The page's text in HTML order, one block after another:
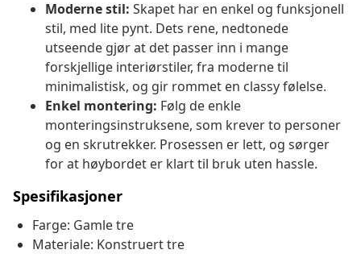
Moderne stil: Skapet har en enkel og funksjonell
stil, med lite pynt. Dets rene, nedtonede
utseende gjør at det passer inn i mange
forskjellige interiørstiler, fra moderne til
minimalistisk, og gir rommet en classy følelse.
Enkel montering: Følg de enkle
monteringsinstruksene, som krever to personer
og en skrutrekker. Prosessen er lett, og sørger
for at høybordet er klart til bruk uten hassle.
Spesifikasjoner
Farge: Gamle tre
Materiale: Konstruert tre